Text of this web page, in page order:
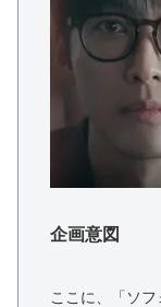
企画意図
ここに、「ソフ